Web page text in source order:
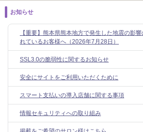
お知らせ
【重要】熊本県熊本地方で発生した地震の影
れているお客様へ（2026年7月28日）
SSL3.0の脆弱性に関するお知らせ
安全にサイトをご利用いただくために
スマート支払いの導入店舗に関する事項
情報セキュリティへの取り組み